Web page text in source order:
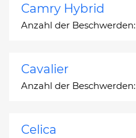
Camry Hybrid
Anzahl der Beschwerden:
Cavalier
Anzahl der Beschwerden:
Celica